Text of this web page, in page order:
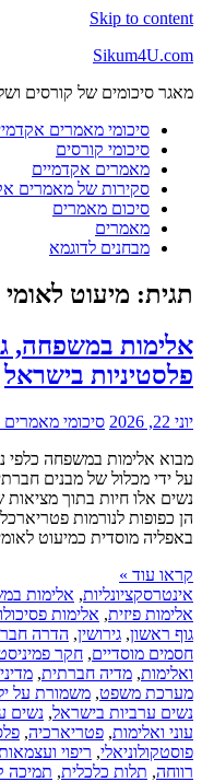
Skip to content
Sikum4U.com
מאגר סיכומים של קורסים
סיכומי מאמרים
סיכומי קורסים
מאמרים אקדמיים
סקירות של מאמרים
סיכום מאמרים
מאמרים
מבחנים לדוגמא
תגית: מיעוט לאומי
אלימות במשפחה,
פלסטיניות בישראל
יוני 22, 2026
סיכומי
מבוא אלימות במשפחה כלפי
על ידי מכלול של מבנים
נשים אלו חיות בתוך מציאות
הן כפופות לנורמות
באפליה מוסדית כמיעוט
קראו עוד »
אינטרסקציונליות, אלימות
אלימות פיזית, אלימות
גוף ראשון, גירושין, הדרה
חסמים מוסדיים, חקר
ואלימות, מדיה חברתית,
מערכת משפט, משמורת על
נשים ערביות בישראל, נשים
עוני ואלימות, פטריארכיה,
פוסטקולוניאלי, ריפוי
רווחה, תלות כלכלית, תמיכה